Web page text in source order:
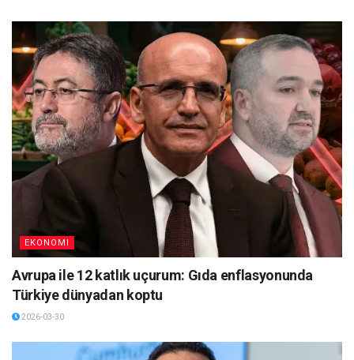
EKONOMI
Avrupa ile 12 katlık uçurum: Gıda enflasyonunda
Türkiye dünyadan koptu
2026-03-30